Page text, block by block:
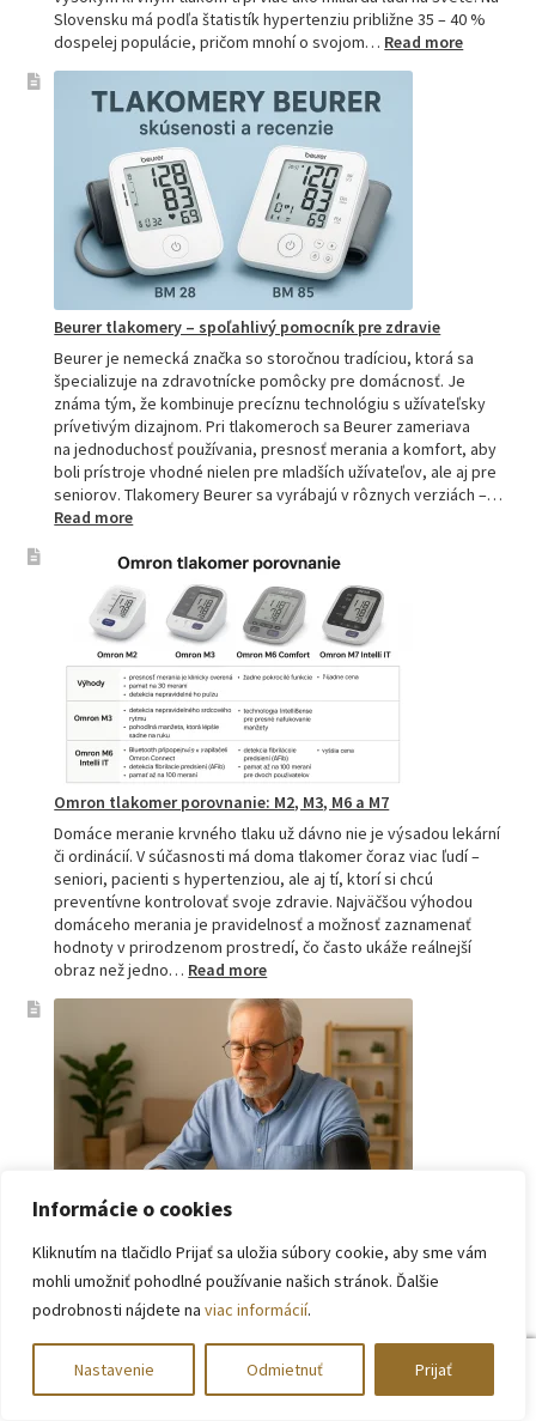
Informácie o cookies
Kliknutím na tlačidlo Prijať sa uložia súbory cookie, aby sme vám
mohli umožniť pohodlné používanie našich stránok. Ďalšie
podrobnosti nájdete na viac informácií.
Nastavenie Odmietnuť Prijať
Slovensku má podľa štatistík hypertenziu približne 35 – 40 %
dospelej populácie, pričom mnohí o svojom… Read more:
Beurer tlakomery – spoľahlivý pomocník pre zdravie
Beurer je nemecká značka so storočnou tradíciou, ktorá sa
špecializuje na zdravotnícke pomôcky pre domácnosť. Je
známa tým, že kombinuje precíznu technológiu s užívateľsky
prívetivým dizajnom. Pri tlakomeroch sa Beurer zameriava
na jednoduchosť používania, presnosť merania a komfort, aby
boli prístroje vhodné nielen pre mladších užívateľov, ale aj pre
seniorov. Tlakomery Beurer sa vyrábajú v rôznych verziách –…
Read more:
tlakomery
spoľahlivý
pomocník
pre
zdravie
Omron tlakomer porovnanie: M2, M3, M6 a M7
Domáce meranie krvného tlaku už dávno nie je výsadou lekární
či ordinácií. V súčasnosti má doma tlakomer čoraz viac ľudí –
seniori, pacienti s hypertenziou, ale aj tí, ktorí si chcú
preventívne kontrolovať svoje zdravie. Najväčšou výhodou
domáceho merania je pravidelnosť a možnosť zaznamenať
hodnoty v prirodzenom prostredí, čo často ukáže reálnejší
obraz než jedno… Read more:
tlakomer
porovnanie:
M2,
M3,
M6
a
M7
Tlakomery pre seniorov: ako vybrať najlepší prístroj pre
starších ľudí
Úvod: Prečo je tlakomer pre seniorov kľúčový Krvný tlak patrí
pravidelná kontrola tlaku je preto pre seniorov
nevyhnutnosťou. Návšteva lekára raz za niekoľko mesiacov
Hľadať:
Vyhľadávanie